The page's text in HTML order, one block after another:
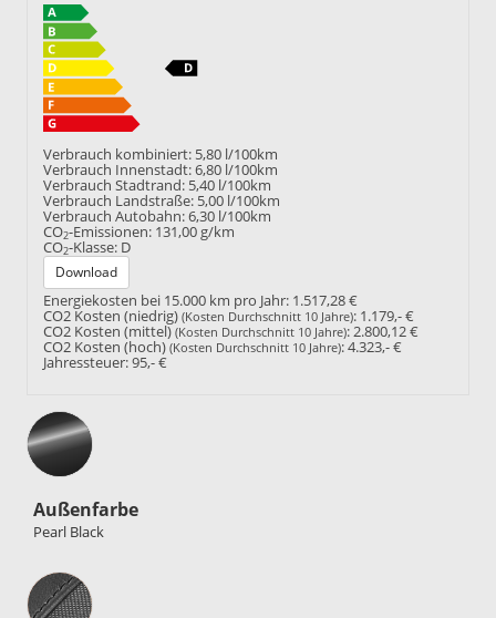
Verbrauch kombiniert: 5,80 l/100km
Verbrauch Innenstadt:6,80 l/100km
Verbrauch Stadtrand: 5,40 l/100km
Verbrauch Landstraße: 5,00 l/100km
Verbrauch Autobahn:6,30 l/100km
CO2-Emissionen: 131,00 g/km
CO2-Klasse: D
Download
Energiekosten bei 15.000 km pro Jahr: 1.517,28 €
CO2 Kosten (niedrig) (Kosten Durchschnitt 10 Jahre): 1.179,- €
CO2 Kosten (mittel) (Kosten Durchschnitt 10 Jahre):2.800,12 €
CO2 Kosten (hoch) (Kosten Durchschnitt 10 Jahre):4.323,- €
Jahressteuer:95,- €
Außenfarbe
Pearl Black
Innenausstattung